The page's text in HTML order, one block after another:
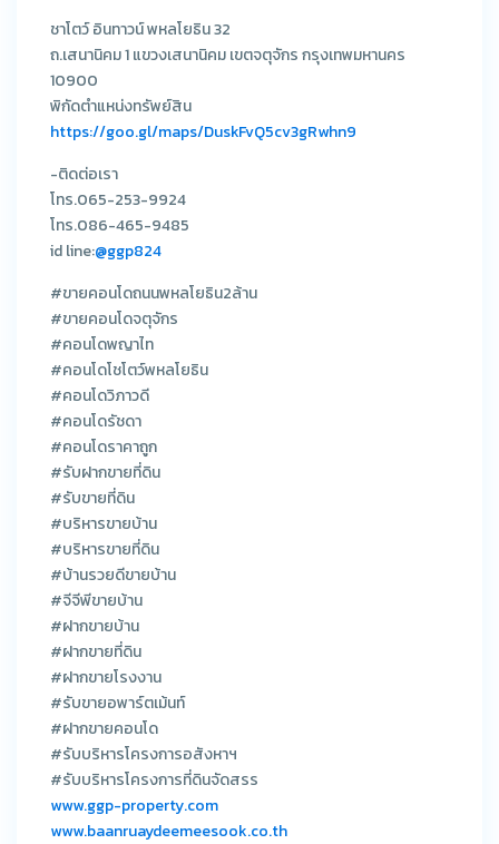
ชาโตว์ อินทาวน์ พหลโยธิน 32
ถ.เสนานิคม 1 แขวงเสนานิคม เขตจตุจักร กรุงเทพมหานคร
10900
พิกัดตำแหน่งทรัพย์สิน
https://goo.gl/maps/DuskFvQ5cv3gRwhn9
-ติดต่อเรา
โทร.065-253-9924
โทร.086-465-9485
id line:@ggp824
#ขายคอนโดถนนพหลโยธิน2ล้าน
#ขายคอนโดจตุจักร
#คอนโดพญาไท
#คอนโดโชโตว์พหลโยธิน
#คอนโดวิภาวดี
#คอนโดรัชดา
#คอนโดราคาถูก
#รับฝากขายที่ดิน
#รับขายที่ดิน
#บริหารขายบ้าน
#บริหารขายที่ดิน
#บ้านรวยดีขายบ้าน
#จีจีพีขายบ้าน
#ฝากขายบ้าน
#ฝากขายที่ดิน
#ฝากขายโรงงาน
#รับขายอพาร์ตเม้นท์
#ฝากขายคอนโด
#รับบริหารโครงการอสังหาฯ
#รับบริหารโครงการที่ดินจัดสรร
www.ggp-property.com
www.baanruaydeemeesook.co.th